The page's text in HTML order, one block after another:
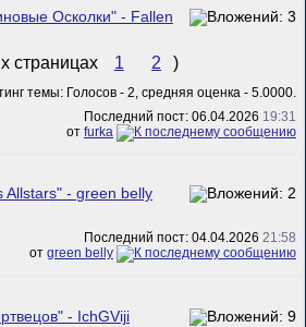
Осколки" - Fallen
1 2 )
Последний пост: 06.04.2026 19:31
от furka
Allstars" - green belly
Последний пост: 04.04.2026 21:58
от green belly
- IchGViji